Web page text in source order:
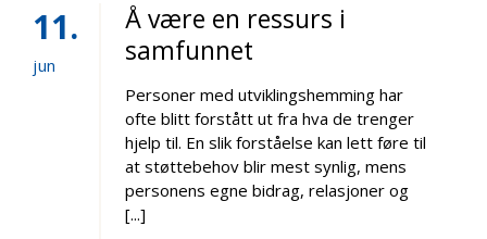
11
jun
Å være en ressurs i
samfunnet
Personer med utviklingshemming har
ofte blitt forstått ut fra hva de trenger
hjelp til. En slik forståelse kan lett føre til
at støttebehov blir mest synlig, mens
personens egne bidrag, relasjoner og
[...]